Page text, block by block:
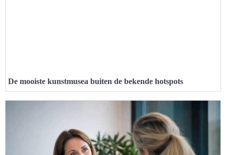
De mooiste kunstmusea buiten de bekende hotspots